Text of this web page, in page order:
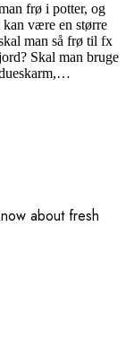
frø i potter, og
være en større
man så frø til fx
Skal man bruge
about fresh